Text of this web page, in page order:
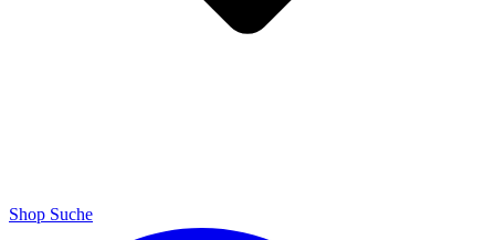
Shop Suche